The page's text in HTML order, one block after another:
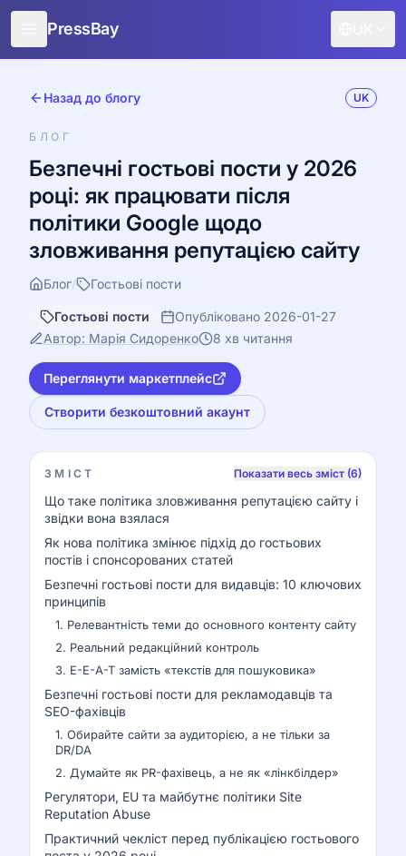
PressBay
Як це працює
Безкоштовне просування
Блог
Назад до блогу UK
БЛОГ
Безпечні гостьові пости у 2026
році: як працювати після
політики Google щодо
зловживання репутацією сайту
Блог/ Гостьові пости
Гостьові пости
Опубліковано 2026-01-27
Автор: Марія Сидоренко
8 хв читання
Переглянути маркетплейс
Створити безкоштовний акаунт
ЗМІСТ Показати весь зміст (6)
Що таке політика зловживання репутацією сайту і
звідки вона взялася
Як нова політика змінює підхід до гостьових
постів і спонсорованих статей
Безпечні гостьові пости для видавців: 10 ключових
принципів
1. Релевантність теми до основного контенту сайту
2. Реальний редакційний контроль
3. E-E-A-T замість «текстів для пошуковика»
Безпечні гостьові пости для рекламодавців та
SEO-фахівців
1. Обирайте сайти за аудиторією, а не тільки за
DR/DA
2. Думайте як PR-фахівець, а не як «лінкбілдер»
Регулятори, EU та майбутнє політики Site
Reputation Abuse
Практичний чекліст перед публікацією гостьового